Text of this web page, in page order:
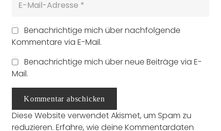
Benachrichtige mich über nachfolgende
Kommentare via E-Mail.
Benachrichtige mich über neue Beiträge via E-
Mail.
Kommentar abschicken
Diese Website verwendet Akismet, um Spam zu
reduzieren. Erfahre, wie deine Kommentardaten